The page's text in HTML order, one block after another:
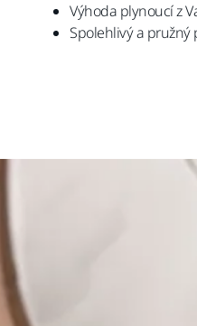
Výhoda plynoucí z
Spolehlivý a pružný